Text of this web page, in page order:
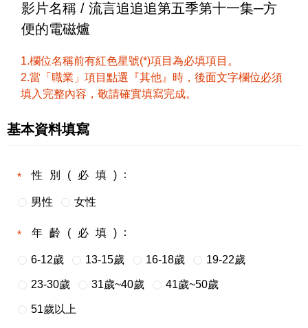
影片名稱 / 流言追追追第五季第十一集─方
便的電磁爐
1.欄位名稱前有紅色星號(*)項目為必填項目。
2.當「職業」項目點選『其他』時，後面文字欄位必須
填入完整內容，敬請確實填寫完成。
基本資料填寫
性別(必填)
男性 女性
年齡(必填)
6-12歲 13-15歲 16-18歲 19-22歲
23-30歲 31歲~40歲 41歲~50歲
51歲以上